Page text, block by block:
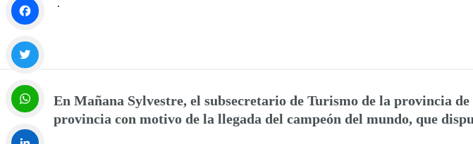
En Mañana Sylvestre, el subsecretario de Turismo de la provincia
provincia con motivo de la llegada del campeón del mundo, que
Facebook
Twitter
WhatsApp